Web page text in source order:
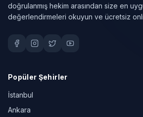
doğrulanmış hekim arasından size en
değerlendirmeleri okuyun ve ücretsiz
Popüler Şehirler
İstanbul
Ankara